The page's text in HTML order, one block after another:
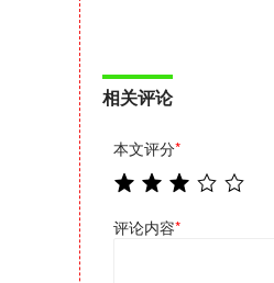
相关评论
本文评分*
评论内容*